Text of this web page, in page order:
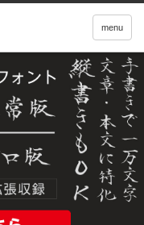
menu